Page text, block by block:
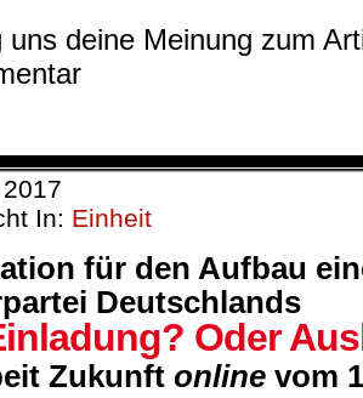
In: Einheit
für den Aufbau
Deutschlands
Oder
Zukunft online vom